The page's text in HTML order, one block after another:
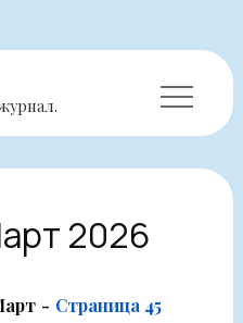
2026
Страница 45